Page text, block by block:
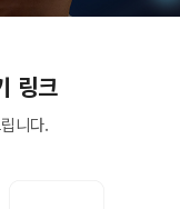
링크
니다.